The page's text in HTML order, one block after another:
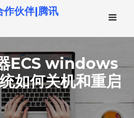
作伙伴|腾讯
ECS windows
如何关机和重启